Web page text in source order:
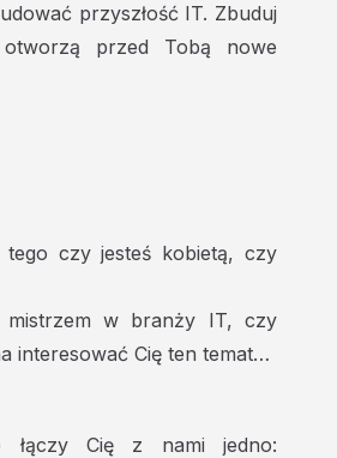
przyszłość IT. Zbuduj
przed Tobą nowe
tego czy jesteś kobietą, czy
mistrzem w branży IT, czy
interesować Cię ten temat…
łączy Cię z nami jedno: